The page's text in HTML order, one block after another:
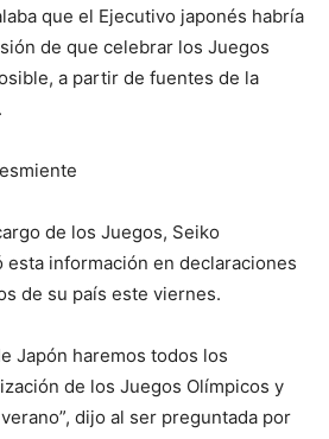
que el Ejecutivo japonés habría
de que celebrar los Juegos
a partir de fuentes de la
de los Juegos, Seiko
esta información en declaraciones
de su país este viernes.
Japón haremos todos los
de los Juegos Olímpicos y
dijo al ser preguntada por